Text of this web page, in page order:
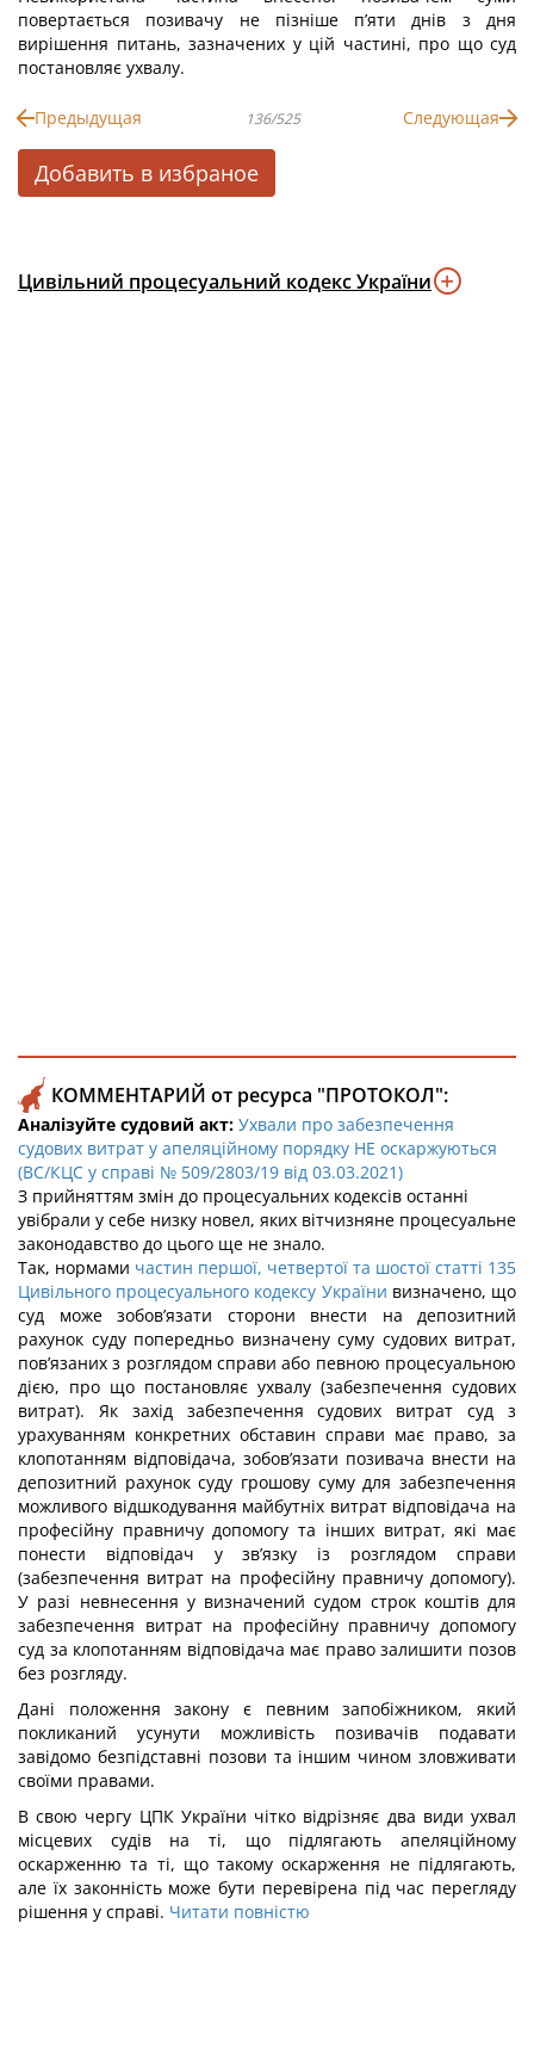
повертається позивачу не пізніше п’яти днів з дня
вирішення питань, зазначених у цій частині, про що суд
постановляє ухвалу.
Предыдущая 136/525 Следующая
Добавить в избраное
Цивільний процесуальний кодекс України
КОММЕНТАРИЙ от ресурса "ПРОТОКОЛ":
Аналізуйте судовий акт: Ухвали про забезпечення
судових витрат у апеляційному порядку НЕ оскаржуються
(ВС/КЦС у справі № 509/2803/19 від 03.03.2021)
З прийняттям змін до процесуальних кодексів останні
увібрали у себе низку новел, яких вітчизняне процесуальне
законодавство до цього ще не знало.
Так, нормами частин першої, четвертої та шостої статті 135
Цивільного процесуального кодексу України визначено, що
суд може зобов’язати сторони внести на депозитний
рахунок суду попередньо визначену суму судових витрат,
пов’язаних з розглядом справи або певною процесуальною
дією, про що постановляє ухвалу (забезпечення судових
витрат). Як захід забезпечення судових витрат суд з
урахуванням конкретних обставин справи має право, за
клопотанням відповідача, зобов’язати позивача внести на
депозитний рахунок суду грошову суму для забезпечення
можливого відшкодування майбутніх витрат відповідача на
професійну правничу допомогу та інших витрат, які має
понести відповідач у зв’язку із розглядом справи
(забезпечення витрат на професійну правничу допомогу).
У разі невнесення у визначений судом строк коштів для
забезпечення витрат на професійну правничу допомогу
суд за клопотанням відповідача має право залишити позов
без розгляду.
Дані положення закону є певним запобіжником, який
покликаний усунути можливість позивачів подавати
завідомо безпідставні позови та іншим чином зловживати
своїми правами.
В свою чергу ЦПК України чітко відрізняє два види ухвал
місцевих судів на ті, що підлягають апеляційному
оскарженню та ті, що такому оскарження не підлягають,
але їх законність може бути перевірена під час перегляду
рішення у справі. Читати повністю